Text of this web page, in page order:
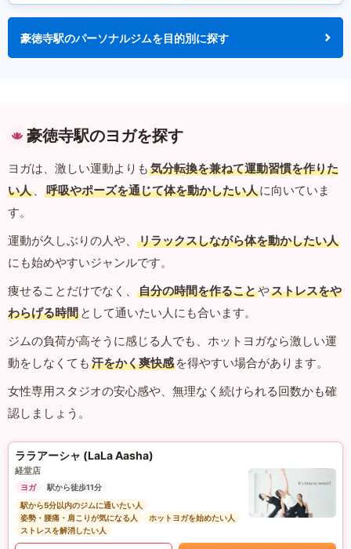
豪徳寺駅のパーソナルジムを目的別に探す
豪徳寺駅のヨガを探す
ヨガは、激しい運動よりも 気分転換を兼ねて運動習慣を作りた
い人 、 呼吸やポーズを通じて体を動かしたい人に向いていま
す。
運動が久しぶりの人や、
リラックスしながら体を動かしたい人
にも始めやすいジャンルです。
痩せることだけでなく、
自分の時間を作ることやストレスをや
わらげる時間 として通いたい人にも合います。
ジムの負荷が高そうに感じる人でも、ホットヨガなら激しい運
動をしなくても 汗をかく爽快感 を得やすい場合があります。
女性専用スタジオの安心感や、無理なく続けられる回数かも確
認しましょう。
ララアーシャ (LaLa Aasha)
経堂店
ヨガ
駅から徒歩11分
駅から5分以内のジムに通いたい人
姿勢・腰痛・肩こりが気になる人
ホットヨガを始めたい人
ストレスを解消したい人